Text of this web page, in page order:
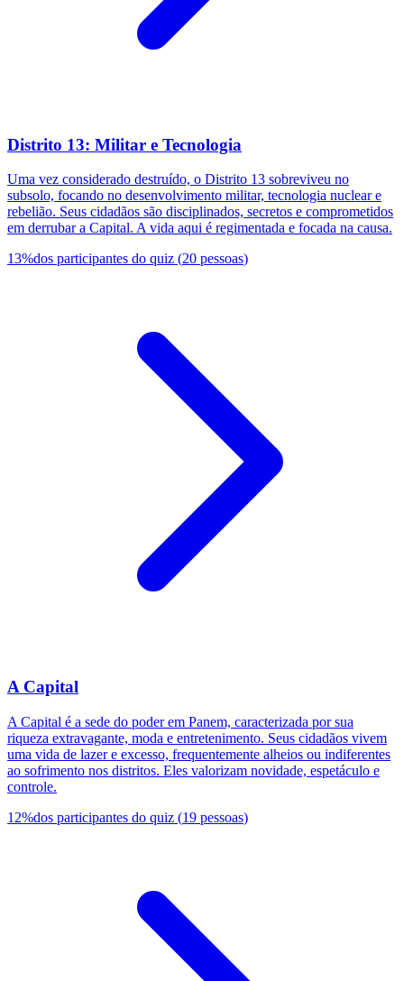
Distrito 13: Militar e Tecnologia
Uma vez considerado destruído, o Distrito 13 sobreviveu no
subsolo, focando no desenvolvimento militar, tecnologia nuclear e
rebelião. Seus cidadãos são disciplinados, secretos e comprometidos
em derrubar a Capital. A vida aqui é regimentada e focada na causa.
13%dos participantes do quiz (20 pessoas)
A Capital
A Capital é a sede do poder em Panem, caracterizada por sua
riqueza extravagante, moda e entretenimento. Seus cidadãos vivem
uma vida de lazer e excesso, frequentemente alheios ou indiferentes
ao sofrimento nos distritos. Eles valorizam novidade, espetáculo e
controle.
12%dos participantes do quiz (19 pessoas)